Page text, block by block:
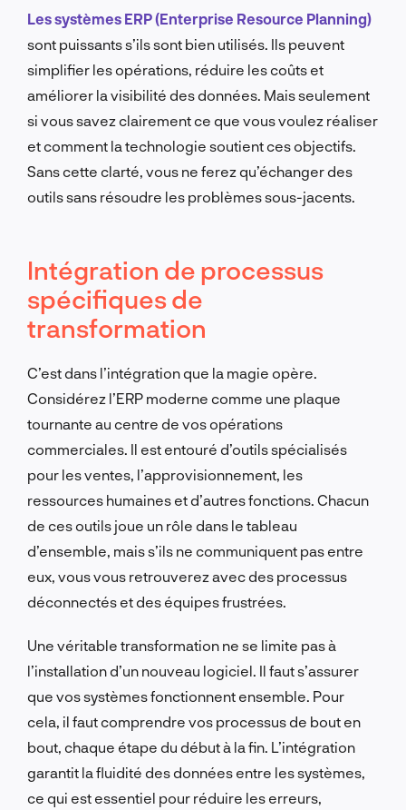
Les systèmes ERP (Enterprise Resource Planning)
sont puissants s’ils sont bien utilisés. Ils peuvent
simplifier les opérations, réduire les coûts et
améliorer la visibilité des données. Mais seulement
si vous savez clairement ce que vous voulez réaliser
et comment la technologie soutient ces objectifs.
Sans cette clarté, vous ne ferez qu’échanger des
outils sans résoudre les problèmes sous-jacents.
Intégration de processus
spécifiques de
transformation
C’est dans l’intégration que la magie opère.
Considérez l’ERP moderne comme une plaque
tournante au centre de vos opérations
commerciales. Il est entouré d’outils spécialisés
pour les ventes, l’approvisionnement, les
ressources humaines et d’autres fonctions. Chacun
de ces outils joue un rôle dans le tableau
d’ensemble, mais s’ils ne communiquent pas entre
eux, vous vous retrouverez avec des processus
déconnectés et des équipes frustrées.
Une véritable transformation ne se limite pas à
l’installation d’un nouveau logiciel. Il faut s’assurer
que vos systèmes fonctionnent ensemble. Pour
cela, il faut comprendre vos processus de bout en
bout, chaque étape du début à la fin. L’intégration
garantit la fluidité des données entre les systèmes,
ce qui est essentiel pour réduire les erreurs,